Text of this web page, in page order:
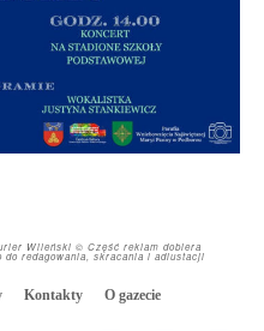
Wileński © Część reklam dobiera
redagowania, skracania i adiustacji
Kontakty O gazecie